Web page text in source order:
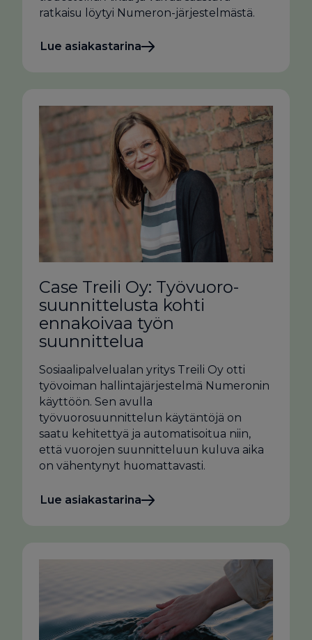
ratkaisu löytyi Numeron-järjestelmästä.
Lue asiakastarina
Case Treili Oy: Työ­vuoro­
suunnittelusta kohti
ennakoivaa työn
suunnittelua
Sosiaalipalvelualan yritys Treili Oy otti
työvoiman hallintajärjestelmä Numeronin
käyttöön. Sen avulla
työvuorosuunnittelun käytäntöjä on
saatu kehitettyä ja automatisoitua niin,
että vuorojen suunnitteluun kuluva aika
on vähentynyt huomattavasti.
Lue asiakastarina